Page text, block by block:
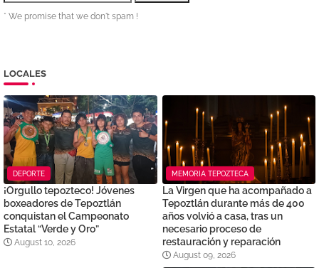
* We promise that we don't spam !
LOCALES
DEPORTE
¡Orgullo tepozteco! Jóvenes
boxeadores de Tepoztlán
conquistan el Campeonato
Estatal “Verde y Oro”
August 10, 2026
MEMORIA TEPOZTECA
La Virgen que ha acompañado a
Tepoztlán durante más de 400
años volvió a casa, tras un
necesario proceso de
restauración y reparación
August 09, 2026